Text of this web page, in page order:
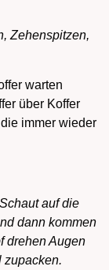
warten
über Koffer
immer wieder
auf die
dann kommen
drehen Augen
zupacken.